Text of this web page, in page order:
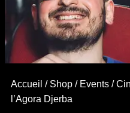
Accueil / Shop / Events /
l’Agora Djerba